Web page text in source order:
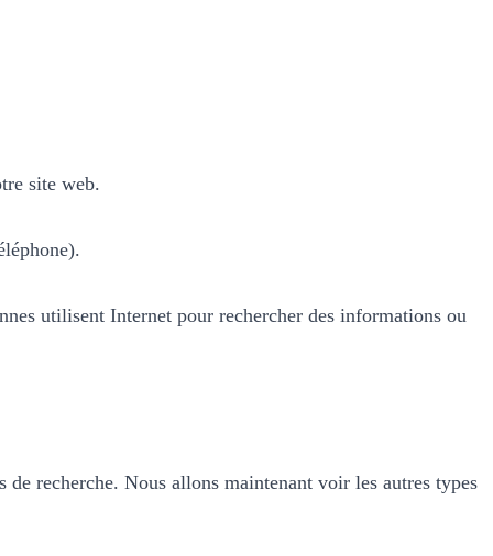
site web.
utilisent Internet pour rechercher des informations ou
recherche. Nous allons maintenant voir les autres types